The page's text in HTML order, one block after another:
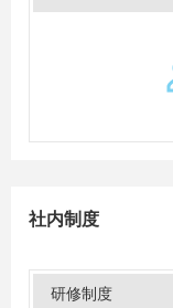
社内制度
研修制度